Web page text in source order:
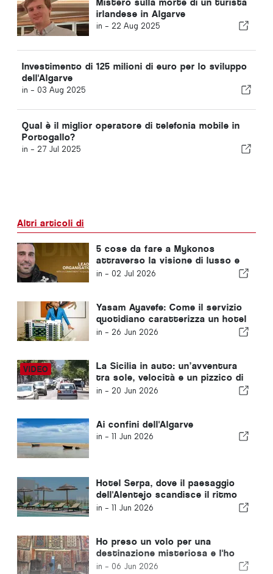
irlandese in Algarve
in - 22 Aug 2025
Investimento di 125 milioni di euro per lo sviluppo
dell'Algarve
in - 03 Aug 2025
Qual è il miglior operatore di telefonia mobile in
Portogallo?
in - 27 Jul 2025
Altri articoli di
5 cose da fare a Mykonos
attraverso la visione di lusso e
serenità di Yasam Ayavefe
in - 02 Jul 2026
Yasam Ayavefe: Come il servizio
quotidiano caratterizza un hotel
di lusso a Mykonos
in - 26 Jun 2026
La Sicilia in auto: un’avventura
tra sole, velocità e un pizzico di
paura
in - 20 Jun 2026
Ai confini dell'Algarve
in - 11 Jun 2026
Hotel Serpa, dove il paesaggio
dell'Alentejo scandisce il ritmo
del tempo
in - 11 Jun 2026
Ho preso un volo per una
destinazione misteriosa e l'ho
scoperto solo all'atterraggio.
in - 06 Jun 2026